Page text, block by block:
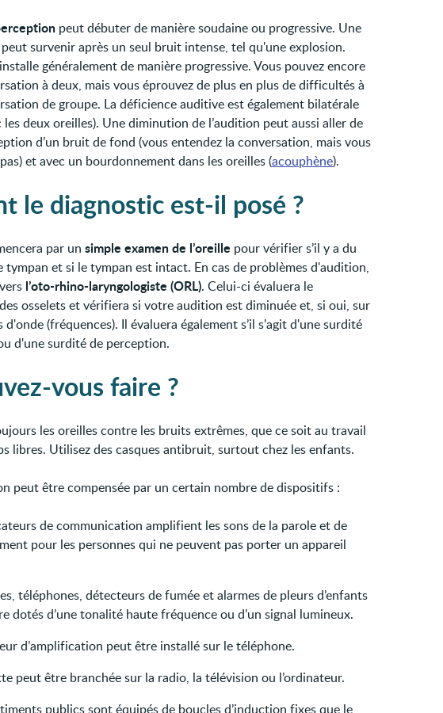
peut débuter de manière soudaine ou progressive. Une
survenir après un seul bruit intense, tel qu'une explosion.
généralement de manière progressive. Vous pouvez encore
à deux, mais vous éprouvez de plus en plus de difficultés à
de groupe. La déficience auditive est également bilatérale
deux oreilles). Une diminution de l’audition peut aussi aller de
d’un bruit de fond (vous entendez la conversation, mais vous
et avec un bourdonnement dans les oreilles (acouphène).
le diagnostic est-il posé ?
par un simple examen de l’oreille pour vérifier s’il y a du
tympan et si le tympan est intact. En cas de problèmes d'audition,
l’oto-rhino-laryngologiste (ORL). Celui-ci évaluera le
osselets et vérifiera si votre audition est diminuée et, si oui, sur
d'onde (fréquences). Il évaluera également s’il s'agit d'une surdité
d'une surdité de perception.
vous faire ?
les oreilles contre les bruits extrêmes, que ce soit au travail
libres. Utilisez des casques antibruit, surtout chez les enfants.
peut être compensée par un certain nombre de dispositifs :
de communication amplifient les sons de la parole et de
pour les personnes qui ne peuvent pas porter un appareil
téléphones, détecteurs de fumée et alarmes de pleurs d’enfants
dotés d’une tonalité haute fréquence ou d’un signal lumineux.
d’amplification peut être installé sur le téléphone.
peut être branchée sur la radio, la télévision ou l’ordinateur.
publics sont équipés de boucles d’induction fixes que le